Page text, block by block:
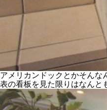
アメリカンドックとかそんな
表の看板を見た限りはなんと